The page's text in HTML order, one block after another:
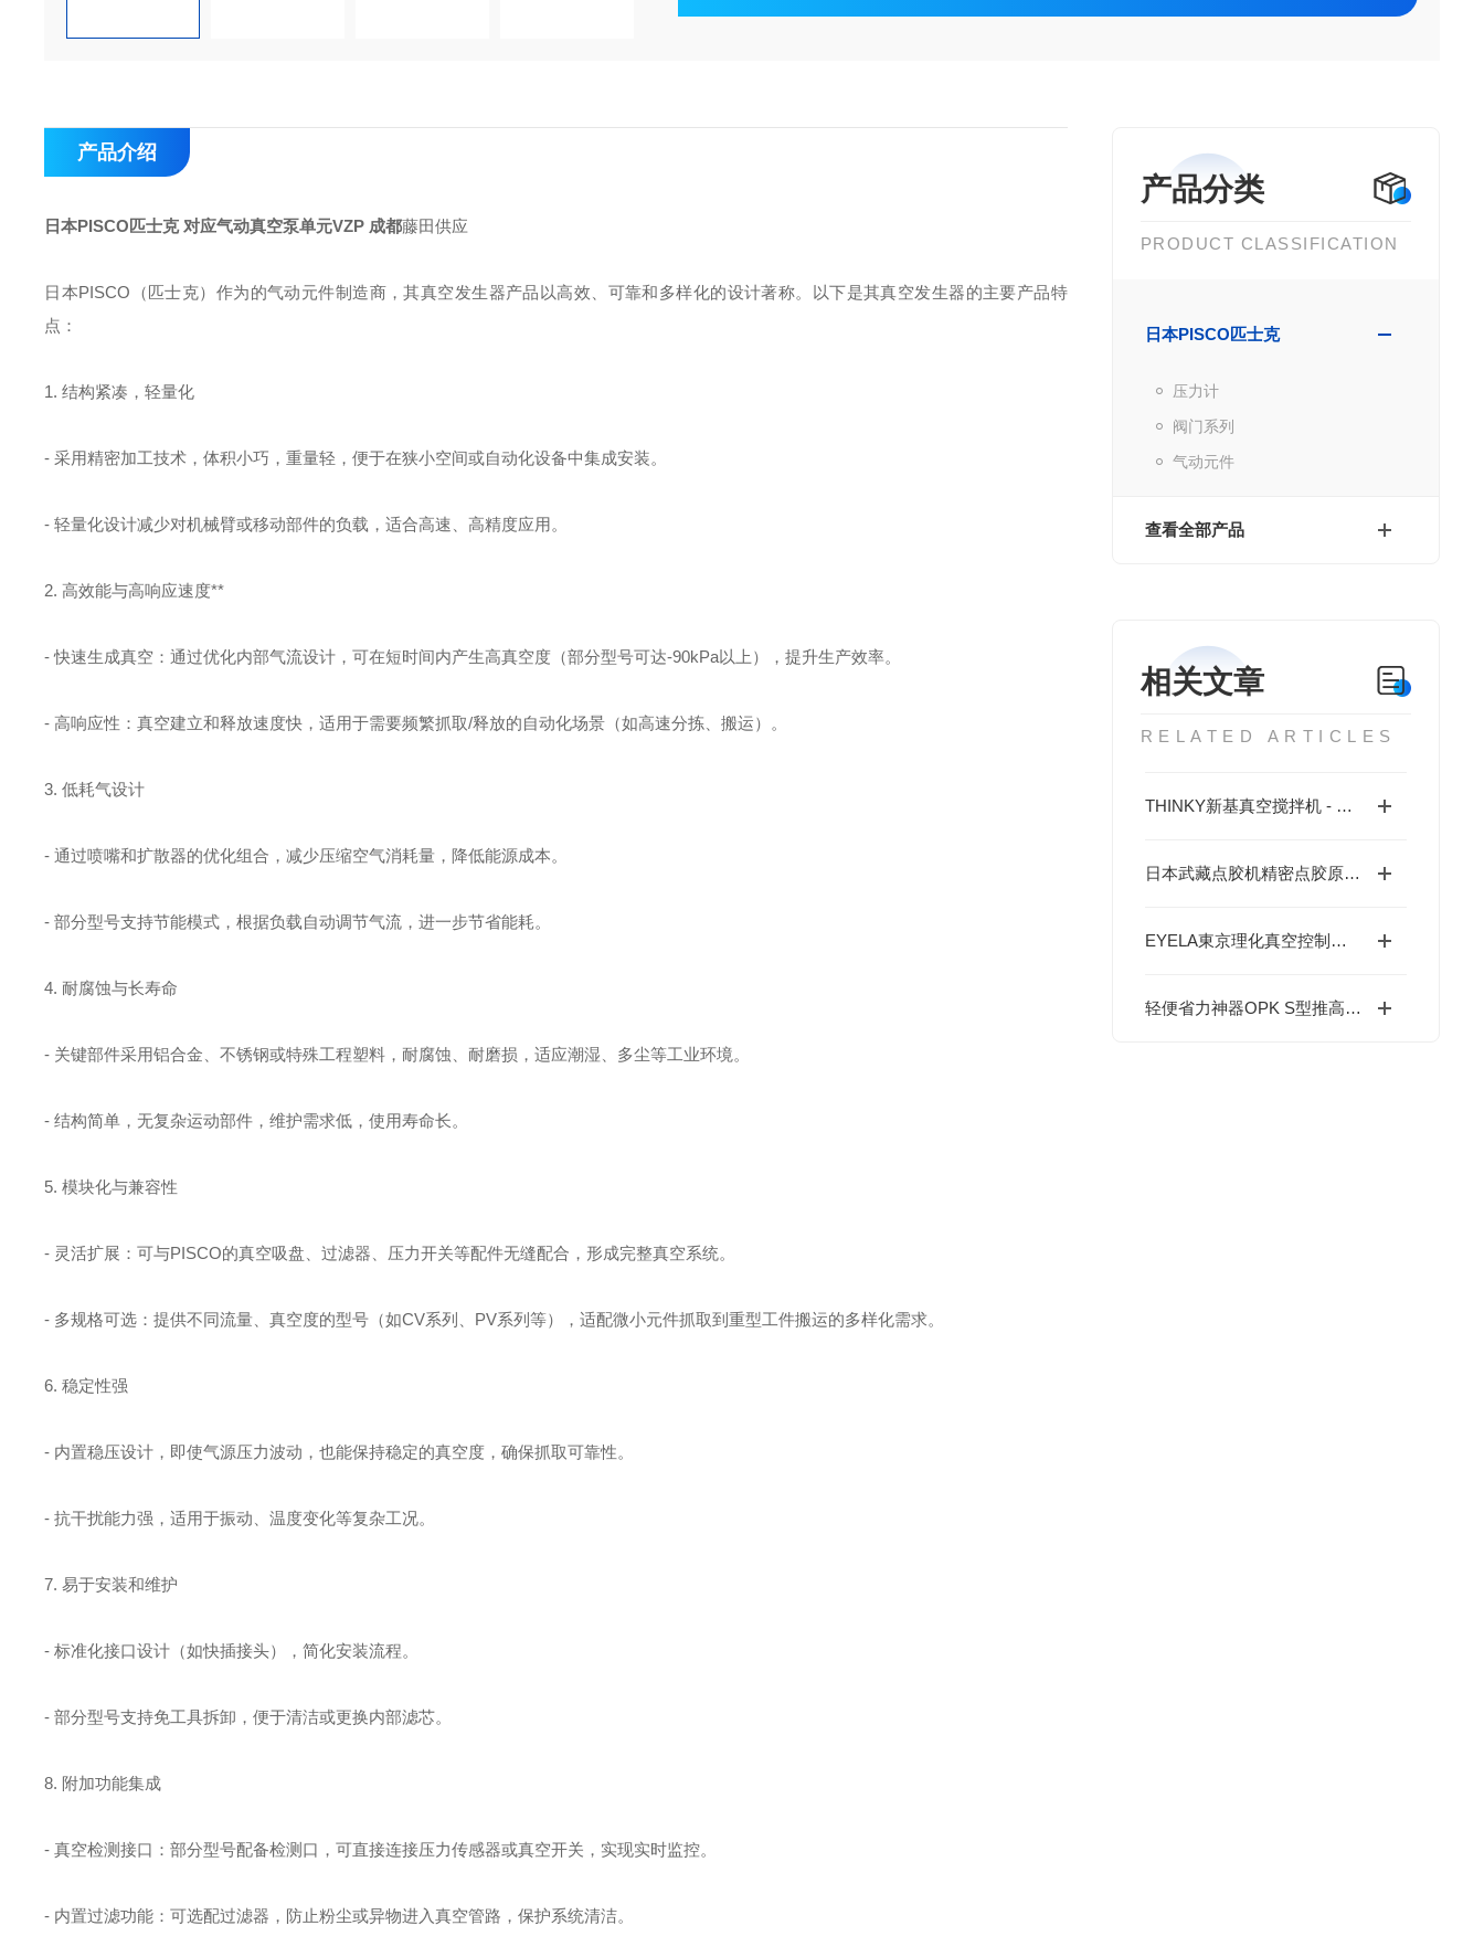
产品分类
PRODUCT CLASSIFICATION
日本PISCO匹士克
压力计
阀门系列
气动元件
查看全部产品
相关文章
RELATED ARTICLES
THINKY新基真空搅拌机 - 安全高效，适配广泛，智能监控
日本武藏点胶机精密点胶原理与流量控制技术研究
EYELA東京理化真空控制器联动旋转蒸发仪：全自动梯度减压与沸点追踪技术“
轻便省力神器OPK S型推高车：无痕地板保护+自动止回阀，全能搬运助手
产品介绍
日本PISCO匹士克 对应气动真空泵单元VZP 成都藤田供应
日本PISCO（匹士克）作为的气动元件制造商，其真空发生器产品以高效、可靠和多样化的设计著称。以下是其真空发生器的主要产品特
点：
1. 结构紧凑，轻量化
- 采用精密加工技术，体积小巧，重量轻，便于在狭小空间或自动化设备中集成安装。
- 轻量化设计减少对机械臂或移动部件的负载，适合高速、高精度应用。
2. 高效能与高响应速度**
- 快速生成真空：通过优化内部气流设计，可在短时间内产生高真空度（部分型号可达-90kPa以上），提升生产效率。
- 高响应性：真空建立和释放速度快，适用于需要频繁抓取/释放的自动化场景（如高速分拣、搬运）。
3. 低耗气设计
- 通过喷嘴和扩散器的优化组合，减少压缩空气消耗量，降低能源成本。
- 部分型号支持节能模式，根据负载自动调节气流，进一步节省能耗。
4. 耐腐蚀与长寿命
- 关键部件采用铝合金、不锈钢或特殊工程塑料，耐腐蚀、耐磨损，适应潮湿、多尘等工业环境。
- 结构简单，无复杂运动部件，维护需求低，使用寿命长。
5. 模块化与兼容性
- 灵活扩展：可与PISCO的真空吸盘、过滤器、压力开关等配件无缝配合，形成完整真空系统。
- 多规格可选：提供不同流量、真空度的型号（如CV系列、PV系列等），适配微小元件抓取到重型工件搬运的多样化需求。
6. 稳定性强
- 内置稳压设计，即使气源压力波动，也能保持稳定的真空度，确保抓取可靠性。
- 抗干扰能力强，适用于振动、温度变化等复杂工况。
7. 易于安装和维护
- 标准化接口设计（如快插接头），简化安装流程。
- 部分型号支持免工具拆卸，便于清洁或更换内部滤芯。
8. 附加功能集成
- 真空检测接口：部分型号配备检测口，可直接连接压力传感器或真空开关，实现实时监控。
- 内置过滤功能：可选配过滤器，防止粉尘或异物进入真空管路，保护系统清洁。